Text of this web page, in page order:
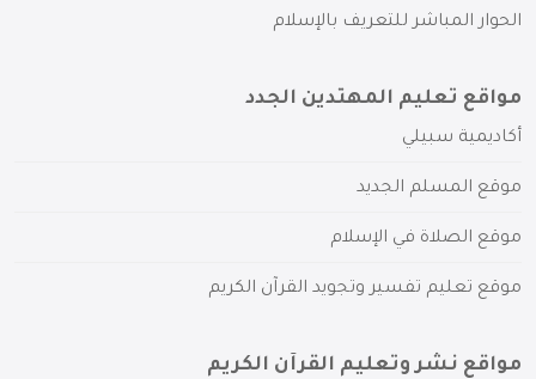
الحوار المباشر للتعريف بالإسلام
مواقع تعليم المهتدين الجدد
أكاديمية سبيلي
موقع المسلم الجديد
موقع الصلاة في الإسلام
موقع تعليم تفسير وتجويد القرآن الكريم
مواقع نشر وتعليم القرآن الكريم